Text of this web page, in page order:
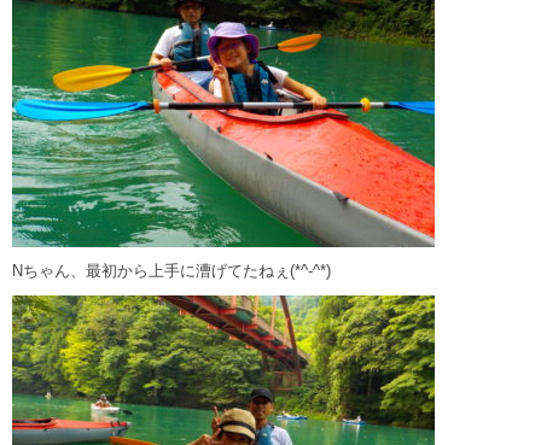
Nちゃん、最初から上手に漕げてたねぇ(*^-^*)